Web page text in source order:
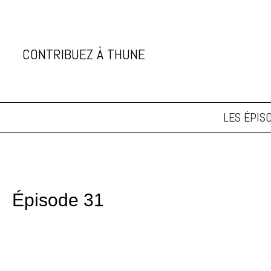
soutenez thune
CONTRIBUEZ À THUNE
LES
Épisode 31